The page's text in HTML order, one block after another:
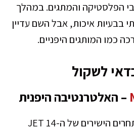
הפלסטיקה והמתגים. במהלך
בבעיות איכות, אבל השם עדיין
כמו המותגים היפניים.
לשקול
– האלטרנטיבה היפנית
ה-NMAX הוא אחד המתחרים הישירים של ה-JET 14